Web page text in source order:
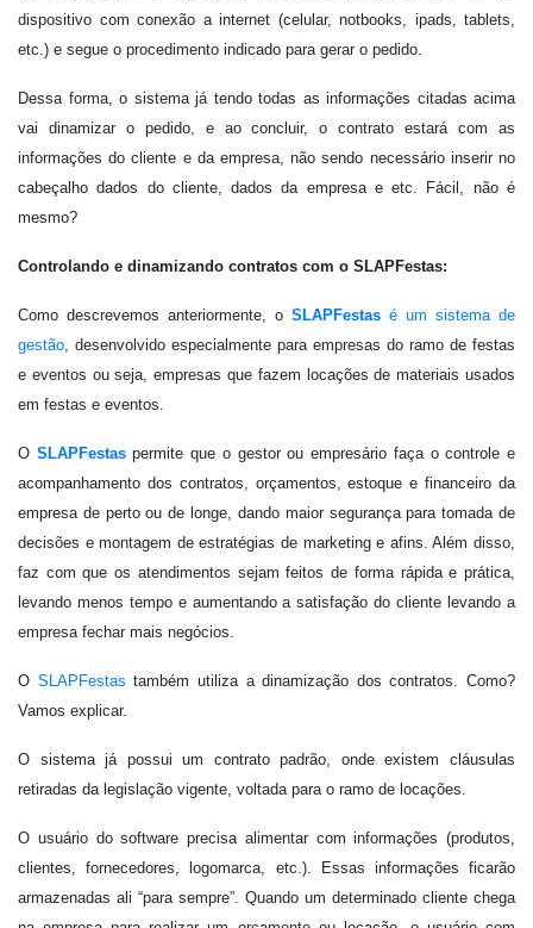
dispositivo com conexão a internet (celular, notbooks, ipads, tablets,
etc.) e segue o procedimento indicado para gerar o pedido.
Dessa forma, o sistema já tendo todas as informações citadas acima
vai dinamizar o pedido, e ao concluir, o contrato estará com as
informações do cliente e da empresa, não sendo necessário inserir no
cabeçalho dados do cliente, dados da empresa e etc. Fácil, não é
mesmo?
Controlando e dinamizando contratos com o SLAPFestas:
Como descrevemos anteriormente, o SLAPFestas é um sistema de
gestão, desenvolvido especialmente para empresas do ramo de festas
e eventos ou seja, empresas que fazem locações de materiais usados
em festas e eventos.
O SLAPFestas permite que o gestor ou empresário faça o controle e
acompanhamento dos contratos, orçamentos, estoque e financeiro da
empresa de perto ou de longe, dando maior segurança para tomada de
decisões e montagem de estratégias de marketing e afins. Além disso,
faz com que os atendimentos sejam feitos de forma rápida e prática,
levando menos tempo e aumentando a satisfação do cliente levando a
empresa fechar mais negócios.
O SLAPFestas também utiliza a dinamização dos contratos. Como?
Vamos explicar.
O sistema já possui um contrato padrão, onde existem cláusulas
retiradas da legislação vigente, voltada para o ramo de locações.
O usuário do software precisa alimentar com informações (produtos,
clientes, fornecedores, logomarca, etc.). Essas informações ficarão
armazenadas ali “para sempre”. Quando um determinado cliente chega